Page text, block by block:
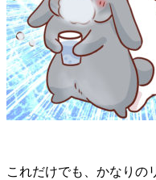
これだけでも、かなりの